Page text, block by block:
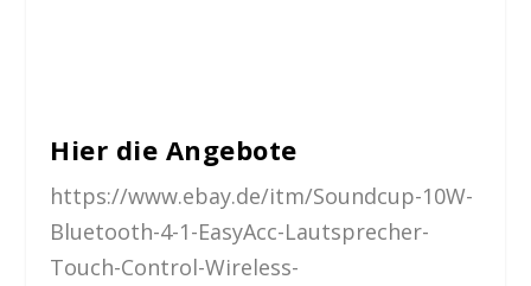
Hier die Angebote
https://www.ebay.de/itm/Soundcup-10W-
Bluetooth-4-1-EasyAcc-Lautsprecher-
Touch-Control-Wireless-